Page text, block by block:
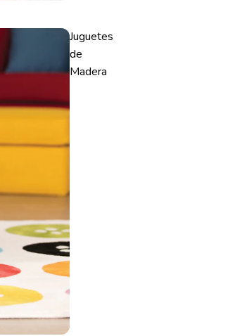
Juguetes
de
Madera